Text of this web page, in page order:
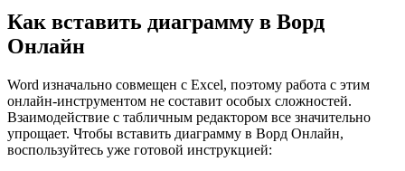
Как вставить диаграмму в Ворд
Онлайн
Word изначально совмещен с Excel, поэтому работа с этим
онлайн-инструментом не составит особых сложностей.
Взаимодействие с табличным редактором все значительно
упрощает. Чтобы вставить диаграмму в Ворд Онлайн,
воспользуйтесь уже готовой инструкцией: